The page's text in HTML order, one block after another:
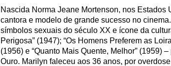
Nascida Norma Jeane Mortenson, nos Estados
cantora e modelo de grande sucesso no
símbolos sexuais do século XX e ícone da
Perigosa” (1947); “Os Homens Preferem as
(1956) e “Quanto Mais Quente, Melhor” (1959)
Ouro. Marilyn faleceu aos 36 anos, por